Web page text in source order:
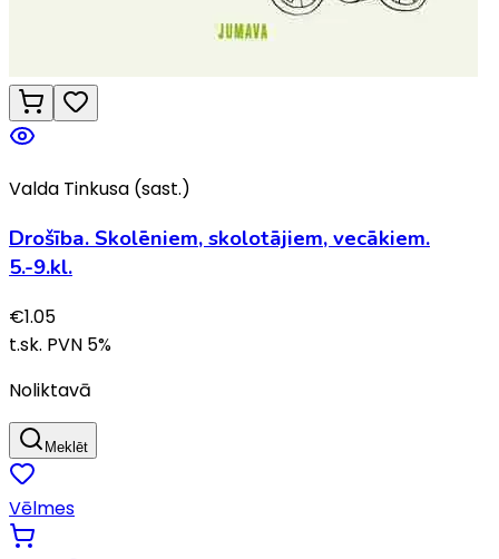
Valda Tinkusa (sast.)
Drošība. Skolēniem, skolotājiem, vecākiem.
5.-9.kl.
€1.05
t.sk. PVN 5%
Noliktavā
Meklēt
Vēlmes